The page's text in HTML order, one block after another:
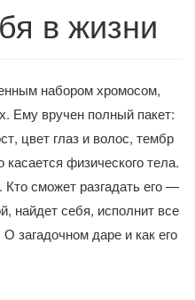
в жизни
набором хромосом,
Ему вручен полный пакет:
цвет глаз и волос, тембр
физического тела.
сможет разгадать его —
найдет себя, исполнит все
загадочном даре и как его